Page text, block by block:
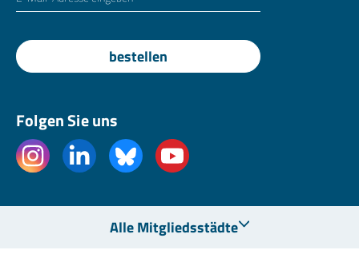
bestellen
Folgen Sie uns
Alle Mitgliedsstädte